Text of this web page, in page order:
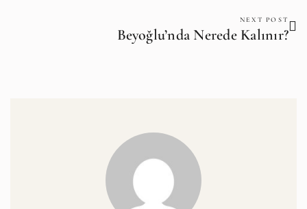
NEXT POST
Beyoğlu’nda Nerede Kalınır?